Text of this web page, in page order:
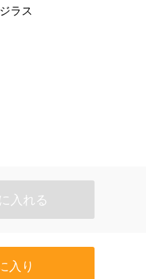
ラス
入れる
入り